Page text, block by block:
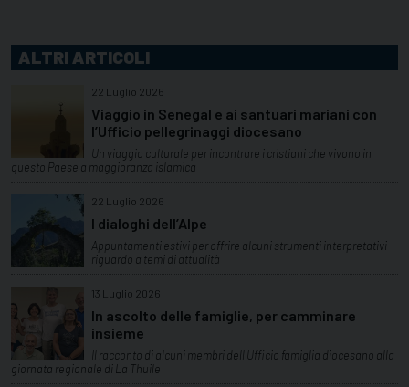
ALTRI ARTICOLI
22 Luglio 2026
Viaggio in Senegal e ai santuari mariani con
l’Ufficio pellegrinaggi diocesano
Un viaggio culturale per incontrare i cristiani che vivono in
questo Paese a maggioranza islamica
22 Luglio 2026
I dialoghi dell’Alpe
Appuntamenti estivi per offrire alcuni strumenti interpretativi
riguardo a temi di attualità
13 Luglio 2026
In ascolto delle famiglie, per camminare
insieme
Il racconto di alcuni membri dell'Ufficio famiglia diocesano alla
giornata regionale di La Thuile